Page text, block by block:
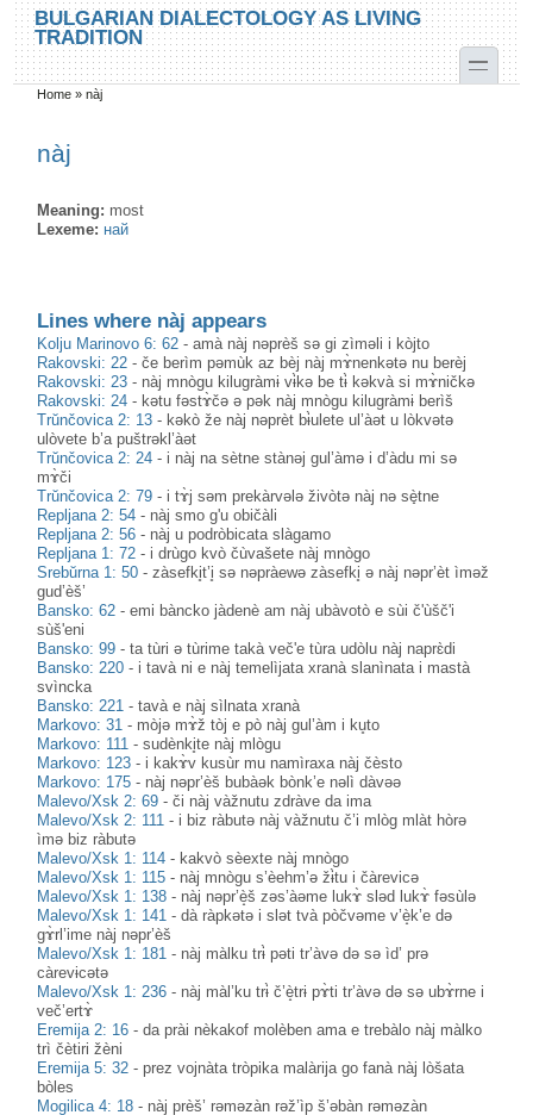
Skip to main content
Skip to search
BULGARIAN DIALECTOLOGY AS LIVING
TRADITION
toggle
You are here
Home »nàj
nàj
Meaning: most
Lexeme: най
Lines where nàj appears
Kolju Marinovo 6: 62 -amà nàj nəprèš sə gi zìməli i kòjto
Rakovski: 22 -če berìm pəmùk az bèj nàj mɤ̀nenkətə nu berèj
Rakovski: 23 - nàj mnògu kilugràmɨ vɨ̀kə be tɨ̀ kəkvà si mɤ̀ničkə
Rakovski: 24 - kətu fəstɤ̀čə ə pək nàj mnògu kilugràmɨ berìš
Trŭnčovica 2: 13 - kəkò že nàj nəprèt bɨ̀ulete ul’àət u lòkvətə
ulòvete b’a puštrəkl’àət
Trŭnčovica 2: 24 - i nàj na sètne stànəj gul’àmə i d’àdu mi sə
mɤ̀či
Trŭnčovica 2: 79 - i tɤ̀j səm prekàrvələ živòtə nàj nə sè̟tne
Repljana 2: 54 - nàj smo g'u običàli
Repljana 2: 56 - nàj u podròbicata slàgamo
Repljana 1: 72 - i drùgo kvò čùvašete nàj mnògo
Srebŭrna 1: 50 -zàsefki̥t’i̥ sə nəpràewə zàsefki̥ ə nàj nəpr’èt ìməž
gud’èš’
Bansko: 62 -emi bàncko jàdenè am nàj ubàvotò e sùi č'ùšč'i
sùš'eni
Bansko: 99 -ta tùri ə tùrime takà več'e tùra udòlu nàj naprɛ̀di
Bansko: 220 - i tavà ni e nàj temelìjata xranà slanìnata i mastà
svìncka
Bansko: 221 -tavà e nàj sìlnata xranà
Markovo: 31 - mòjə mɤ̀ž tòj e pò nàj gul’àm i ku̥to
Markovo: 111 -sudènki̥te nàj mlògu
Markovo: 123 - i kakɤ̀v kusùr mu namìraxa nàj čèsto
Markovo: 175 - nàj nəpr’èš bubàək bònk’e nəlì dàvəə
Malevo/Xsk 2: 69 -či nàj vàžnutu zdràve da ima
Malevo/Xsk 2: 111 - i biz ràbutə nàj vàžnutu č’i mlòg mlàt hòrə
ìmə biz ràbutə
Malevo/Xsk 1: 114 - kakvò sèexte nàj mnògo
Malevo/Xsk 1: 115 - nàj mnògu s’èehm’ə žɨ̀tu i čàrevicə
Malevo/Xsk 1: 138 - nàj nəpr’è̝š zəs’àəme lukɤ̀ sləd lukɤ̀ fəsùlə
Malevo/Xsk 1: 141 -dà ràpkətə i slət tvà pòčvəme v’è̝k’e də
gɤ̀rl’ime nàj nəpr’èš
Malevo/Xsk 1: 181 - nàj màlku trɨ̀ pəti tr’àvə də sə ìd’ prə
càrevɨcətə
Malevo/Xsk 1: 236 - nàj màl’ku trɨ̀ č’è̝trɨ pɤ̀ti tr’àvə də sə ubɤ̀rne i
več’ertɤ̀
Eremija 2: 16 -da prài nèkakof molèben ama e trebàlo nàj màlko
trì čètiri žèni
Eremija 5: 32 -prez vojnàta tròpika malàrija go fanà nàj lòšata
bòles
Mogilica 4: 18 - nàj prèš’ rəməzàn rəž’ìp š’əbàn rəməzàn